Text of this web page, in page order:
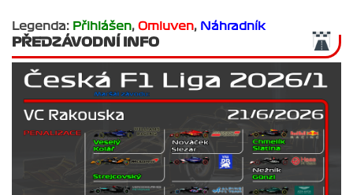
Legenda: Přihlášen, Omluven, Náhradník
PŘEDZÁVODNÍ INFO